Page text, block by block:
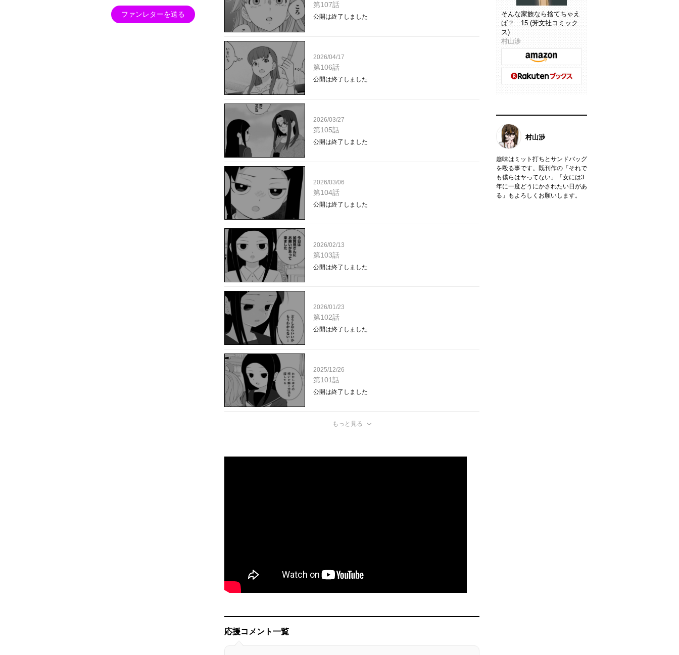
ファンレターを送る
第107話
公開は終了しました
2026/04/17
第106話
公開は終了しました
2026/03/27
第105話
公開は終了しました
2026/03/06
第104話
公開は終了しました
2026/02/13
第103話
公開は終了しました
2026/01/23
第102話
公開は終了しました
2025/12/26
第101話
公開は終了しました
もっと見る
応援コメント一覧
そんな家族なら捨てちゃえ
ば？ 15 (芳文社コミック
ス)
村山渉
村山渉
趣味はミット打ちとサンドバッグ
を殴る事です。既刊作の「それで
も僕らはヤってない」「女には3
年に一度どうにかされたい日があ
る」もよろしくお願いします。